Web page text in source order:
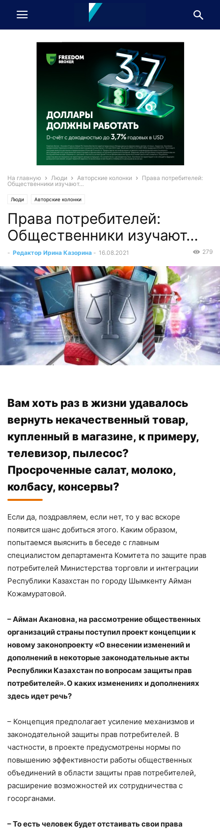
На главную Люди Авторские колонки
Права потребителей:
Общественники изучают…
Люди Авторские колонки
Права потребителей:
Общественники изучают…
- Редактор Ирина Казорина - 16.08.2021 279
Вам хоть раз в жизни удавалось
вернуть некачественный товар,
купленный в магазине, к примеру,
телевизор, пылесос?
Просроченные салат, молоко,
колбасу, консервы?
Если да, поздравляем, если нет, то у вас вскоре
появится шанс добиться этого. Каким образом,
попытаемся выяснить в беседе с главным
специалистом департамента Комитета по защите прав
потребителей Министерства торговли и интеграции
Республики Казахстан по городу Шымкенту Айман
Кожамуратовой.
– Айман Акановна, на рассмотрение общественных
организаций страны поступил проект концепции к
новому законопроекту «О внесении изменений и
дополнений в некоторые законодательные акты
Республики Казахстан по вопросам защиты прав
потребителей». О каких изменениях и дополнениях
здесь идет речь?
– Концепция предполагает усиление механизмов и
законодательной защиты прав потребителей. В
частности, в проекте предусмотрены нормы по
повышению эффективности работы общественных
объединений в области защиты прав потребителей,
расширение возможностей их сотрудничества с
госорганами.
– То есть человек будет отстаивать свои права